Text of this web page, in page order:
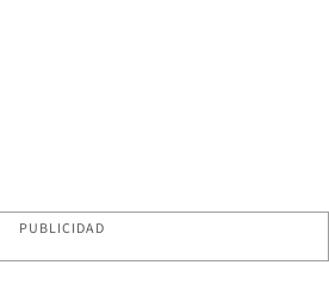
PUBLICIDAD